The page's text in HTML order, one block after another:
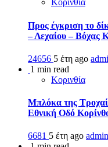
Κορινθία
Προς έγκριση το
– Λεχαίου – Βόχας
24656 5 έτη ago
1 min read
Κορινθία
Μπλόκα της
Εθνική Οδό
6681 5 έτη ago admin